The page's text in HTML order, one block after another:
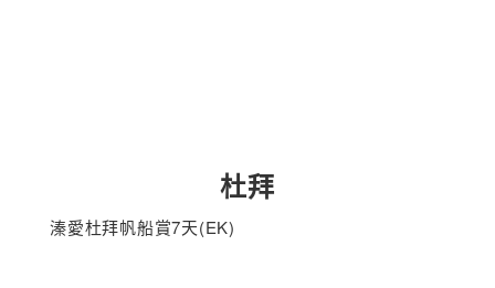
杜拜
溱愛杜拜帆船賞7天(EK)